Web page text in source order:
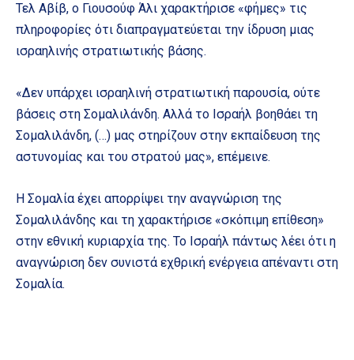
Τελ Αβίβ, ο Γιουσούφ Άλι χαρακτήρισε «φήμες» τις
πληροφορίες ότι διαπραγματεύεται την ίδρυση μιας
ισραηλινής στρατιωτικής βάσης.
«Δεν υπάρχει ισραηλινή στρατιωτική παρουσία, ούτε
βάσεις στη Σομαλιλάνδη. Αλλά το Ισραήλ βοηθάει τη
Σομαλιλάνδη, (…) μας στηρίζουν στην εκπαίδευση της
αστυνομίας και του στρατού μας», επέμεινε.
Η Σομαλία έχει απορρίψει την αναγνώριση της
Σομαλιλάνδης και τη χαρακτήρισε «σκόπιμη επίθεση»
στην εθνική κυριαρχία της. Το Ισραήλ πάντως λέει ότι η
αναγνώριση δεν συνιστά εχθρική ενέργεια απέναντι στη
Σομαλία.